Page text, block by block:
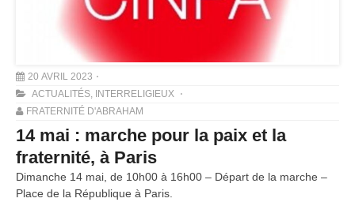
20 AVRIL 2023
ACTUALITÉS, INTERRELIGIEUX
FRATERNITÉ D'ABRAHAM
14 mai : marche pour la paix et la
fraternité, à Paris
Dimanche 14 mai, de 10h00 à 16h00 – Départ de la marche –
Place de la République à Paris.